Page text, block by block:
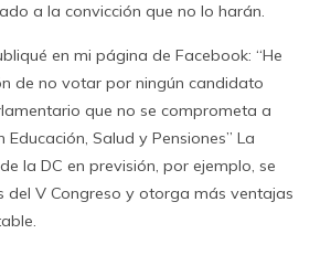
a la convicción que no lo harán.
en mi página de Facebook: “He
de no votar por ningún candidato
que no se comprometa a
Educación, Salud y Pensiones” La
la DC en previsión, por ejemplo, se
del V Congreso y otorga más ventajas